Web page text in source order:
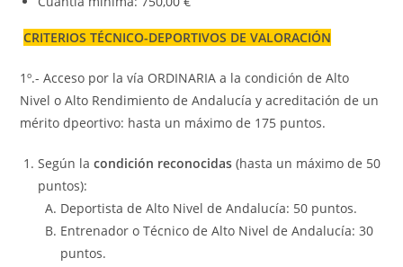
CRITERIOS TÉCNICO-DEPORTIVOS DE VALORACIÓN
1º.- Acceso por la vía ORDINARIA a la condición de Alto
Nivel o Alto Rendimiento de Andalucía y acreditación de un
mérito dpeortivo: hasta un máximo de 175 puntos.
Según lacondición reconocidas (hasta un máximo de 50
puntos):
Deportista de Alto Nivel de Andalucía: 50 puntos.
Entrenador o Técnico de Alto Nivel de Andalucía: 30
puntos.